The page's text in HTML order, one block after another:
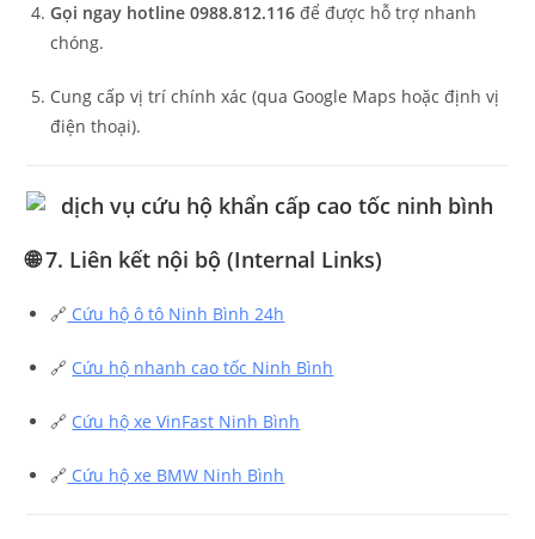
Gọi ngay hotline 0988.812.116 để được hỗ trợ nhanh
chóng.
Cung cấp vị trí chính xác (qua Google Maps hoặc định vị
điện thoại).
🌐 7. Liên kết nội bộ (Internal Links)
🔗 Cứu hộ ô tô Ninh Bình 24h
🔗 Cứu hộ nhanh cao tốc Ninh Bình
🔗 Cứu hộ xe VinFast Ninh Bình
🔗 Cứu hộ xe BMW Ninh Bình